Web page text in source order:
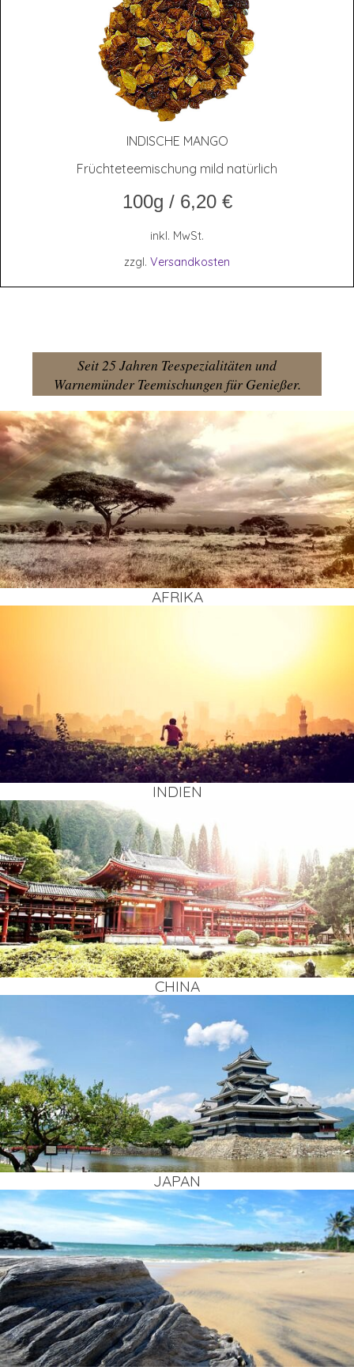
INDI­SCHE MANGO
Früchteteemischung mild natürlich
100g / 6,20 €
inkl. MwSt.
zzgl. Versandkosten
Seit 25 Jahren Teespezialitäten und
Warnemünder Teemischungen für Genießer.
AFRI­KA
INDI­EN
CHI­NA
JAPAN